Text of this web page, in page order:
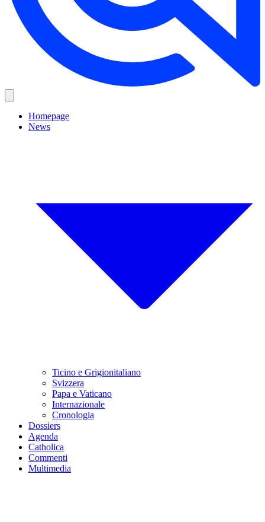
Homepage
News
Ticino e Grigionitaliano
Svizzera
Papa e Vaticano
Internazionale
Cronologia
Dossiers
Agenda
Catholica
Commenti
Multimedia